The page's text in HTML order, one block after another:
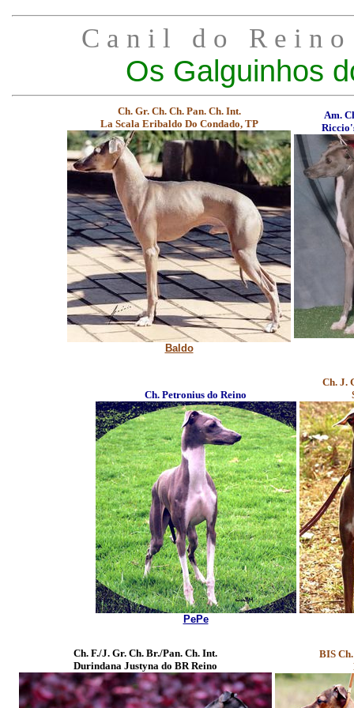
C a n i l d o R e i n
Os Galguinhos
Ch. Gr. Ch. Ch. Pan. Ch. Int.
La Scala Eribaldo Do Condado, TP
Baldo
Am.
Ch. Petronius do Reino
PePe
Ch. J.
Ch. F./J. Gr. Ch. Br./Pan. Ch. Int.
Durindana Justyna do BR Reino
BIS